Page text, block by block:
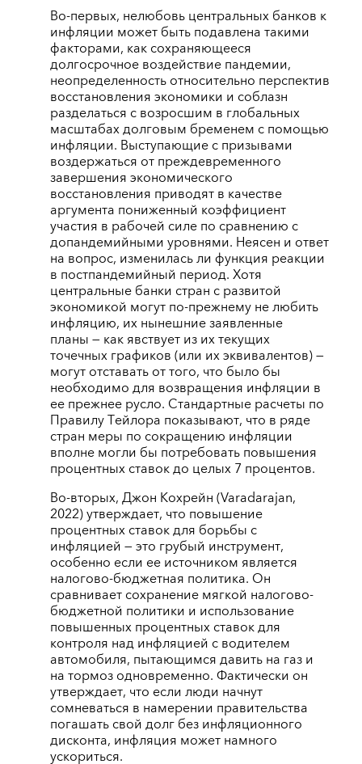
Во-первых, нелюбовь центральных банков к
инфляции может быть подавлена такими
факторами, как сохраняющееся
долгосрочное воздействие пандемии,
неопределенность относительно перспектив
восстановления экономики и соблазн
разделаться с возросшим в глобальных
масштабах долговым бременем с помощью
инфляции. Выступающие с призывами
воздержаться от преждевременного
завершения экономического
восстановления приводят в качестве
аргумента пониженный коэффициент
участия в рабочей силе по сравнению с
допандемийными уровнями. Неясен и ответ
на вопрос, изменилась ли функция реакции
в постпандемийный период. Хотя
центральные банки стран с развитой
экономикой могут по-прежнему не любить
инфляцию, их нынешние заявленные
планы — как явствует из их текущих
точечных графиков (или их эквивалентов) —
могут отставать от того, что было бы
необходимо для возвращения инфляции в
ее прежнее русло. Стандартные расчеты по
Правилу Тейлора показывают, что в ряде
стран меры по сокращению инфляции
вполне могли бы потребовать повышения
процентных ставок до целых 7 процентов.
Во-вторых, Джон Кохрейн (Varadarajan,
2022) утверждает, что повышение
процентных ставок для борьбы с
инфляцией — это грубый инструмент,
особенно если ее источником является
налогово-бюджетная политика. Он
сравнивает сохранение мягкой налогово-
бюджетной политики и использование
повышенных процентных ставок для
контроля над инфляцией с водителем
автомобиля, пытающимся давить на газ и
на тормоз одновременно. Фактически он
утверждает, что если люди начнут
сомневаться в намерении правительства
погашать свой долг без инфляционного
дисконта, инфляция может намного
ускориться.